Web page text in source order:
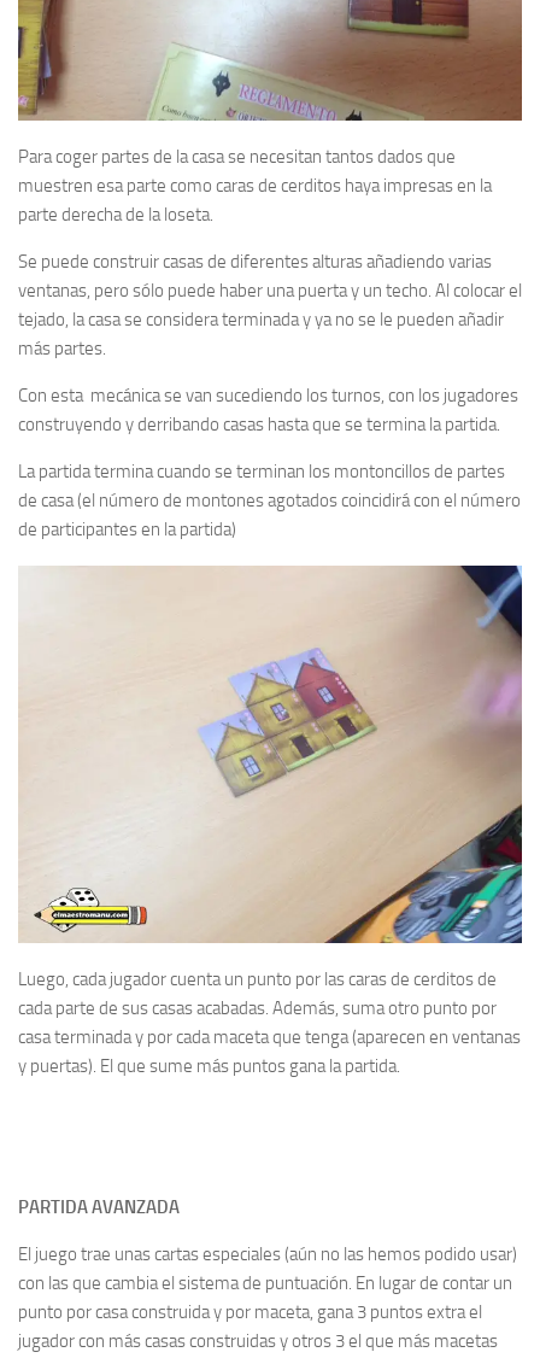
Para coger partes de la casa se necesitan tantos dados que
muestren esa parte como caras de cerditos haya impresas en la
parte derecha de la loseta.
Se puede construir casas de diferentes alturas añadiendo varias
ventanas, pero sólo puede haber una puerta y un techo. Al colocar el
tejado, la casa se considera terminada y ya no se le pueden añadir
más partes.
Con esta mecánica se van sucediendo los turnos, con los jugadores
construyendo y derribando casas hasta que se termina la partida.
La partida termina cuando se terminan los montoncillos de partes
de casa (el número de montones agotados coincidirá con el número
de participantes en la partida)
Luego, cada jugador cuenta un punto por las caras de cerditos de
cada parte de sus casas acabadas. Además, suma otro punto por
casa terminada y por cada maceta que tenga (aparecen en ventanas
y puertas). El que sume más puntos gana la partida.
PARTIDA AVANZADA
El juego trae unas cartas especiales (aún no las hemos podido usar)
con las que cambia el sistema de puntuación. En lugar de contar un
punto por casa construida y por maceta, gana 3 puntos extra el
jugador con más casas construidas y otros 3 el que más macetas